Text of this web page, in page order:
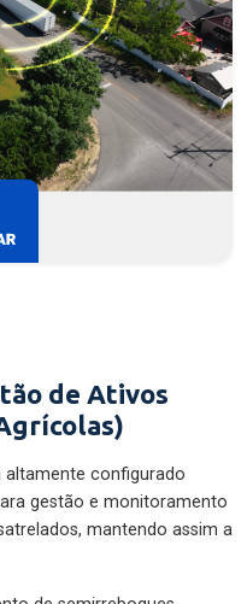
de Ativos
altamente configurado
gestão e monitoramento
mantendo assim a